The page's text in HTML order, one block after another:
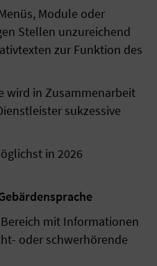
Module oder
Stellen unzureichend
zur Funktion des
wird in Zusammenarbeit
sukzessive
in 2026
mit Informationen
oder schwerhörende